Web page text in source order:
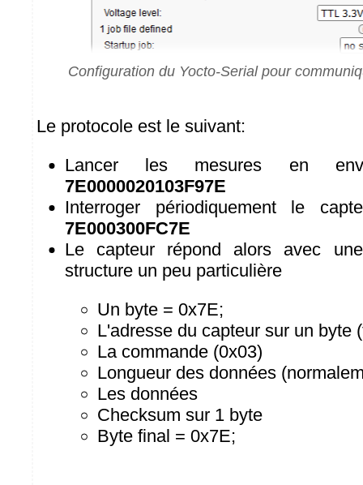
Configuration du Yocto-Serial pour
Le protocole est le suivant:
Lancer les mesures en
7E0000020103F97E
Interroger périodiquement le
7E000300FC7E
Le capteur répond alors avec
structure un peu particulière
Un byte = 0x7E;
L'adresse du capteur sur un byte
La commande (0x03)
Longueur des données
Les données
Checksum sur 1 byte
Byte final = 0x7E;